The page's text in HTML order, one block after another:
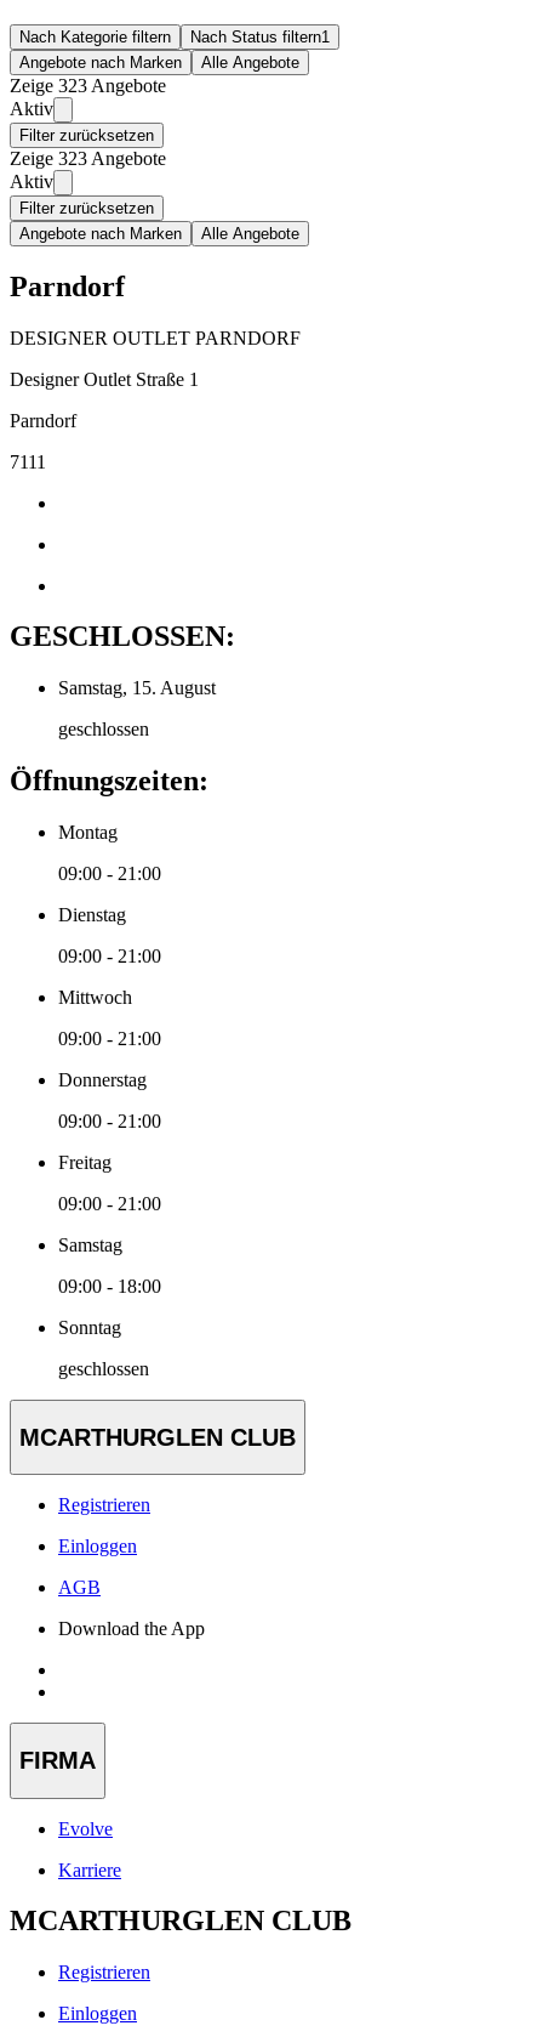
Nach Kategorie filtern Nach Status filtern1
Angebote nach Marken
Alle Angebote
Zeige 323 Angebote
Aktiv
Filter zurücksetzen
Zeige 323 Angebote
Aktiv
Filter zurücksetzen
Angebote nach Marken
Alle Angebote
Parndorf
DESIGNER OUTLET PARNDORF
Designer Outlet Straße 1
Parndorf
7111
GESCHLOSSEN:
Samstag, 15. August
geschlossen
Öffnungszeiten:
Montag
09:00 - 21:00
Dienstag
09:00 - 21:00
Mittwoch
09:00 - 21:00
Donnerstag
09:00 - 21:00
Freitag
09:00 - 21:00
Samstag
09:00 - 18:00
Sonntag
geschlossen
MCARTHURGLEN CLUB
Registrieren
Einloggen
AGB
Download the App
FIRMA
Evolve
Karriere
MCARTHURGLEN CLUB
Registrieren
Einloggen